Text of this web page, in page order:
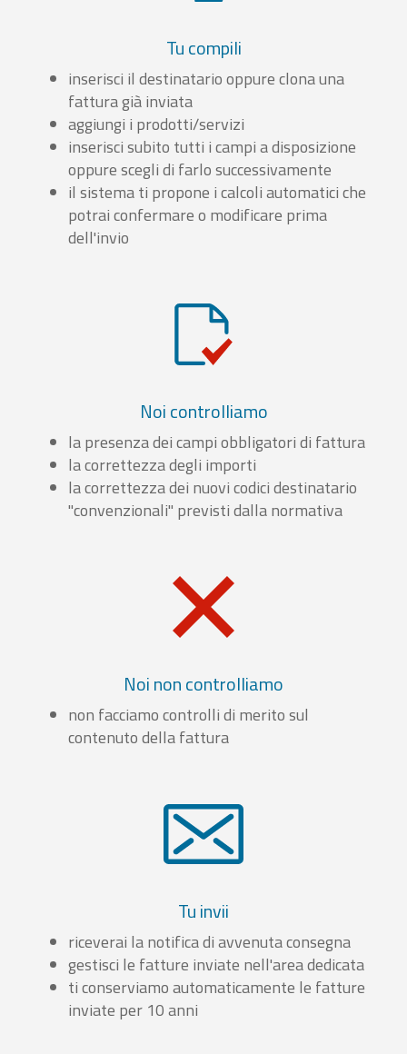
Tu compili
inserisci il destinatario oppure clona una
fattura già inviata
aggiungi i prodotti/servizi
inserisci subito tutti i campi a disposizione
oppure scegli di farlo successivamente
il sistema ti propone i calcoli automatici che
potrai confermare o modificare prima
dell'invio
Noi controlliamo
la presenza dei campi obbligatori di fattura
la correttezza degli importi
la correttezza dei nuovi codici destinatario
"convenzionali" previsti dalla normativa
Noi non controlliamo
non facciamo controlli di merito sul
contenuto della fattura
Tu invii
riceverai la notifica di avvenuta consegna
gestisci le fatture inviate nell'area dedicata
ti conserviamo automaticamente le fatture
inviate per 10 anni